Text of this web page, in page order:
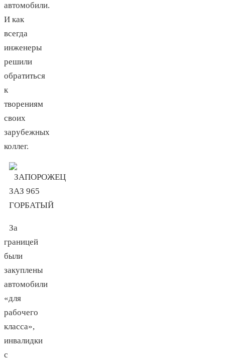
автомобили.
И как
всегда
инженеры
решили
обратиться
к
творениям
своих
зарубежных
коллег.
За
границей
были
закуплены
автомобили
«для
рабочего
класса»,
инвалидки
с